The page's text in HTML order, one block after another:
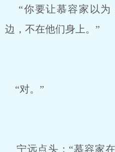
“你要让慕容家以为
边，不在他们身上。”
“对。”
宁远点头：“慕容家